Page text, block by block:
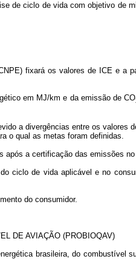
de ciclo de vida com objetivo de
fixará os valores de ICE e a
em MJ/km e da emissão de CO
a divergências entre os
o qual as metas foram definidas.
a certificação das emissões
ciclo de vida aplicável e no
do consumidor.
DE AVIAÇÃO (PROBIOQAV)
brasileira, do combustível